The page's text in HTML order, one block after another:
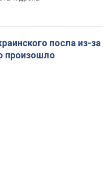
посла из-за
произошло